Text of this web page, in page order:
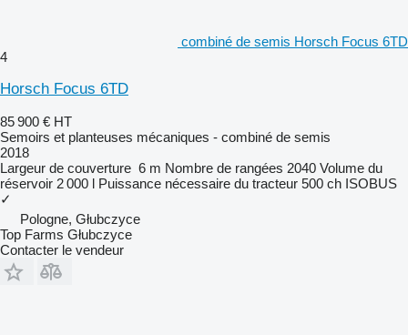
combiné de semis Horsch Focus 6TD
4
Horsch Focus 6TD
85 900 € HT
Semoirs et planteuses mécaniques - combiné de semis
2018
Largeur de couverture 6 m Nombre de rangées 2040 Volume du
réservoir 2 000 l Puissance nécessaire du tracteur 500 ch ISOBUS
✓
Pologne, Głubczyce
Top Farms Głubczyce
Contacter le vendeur